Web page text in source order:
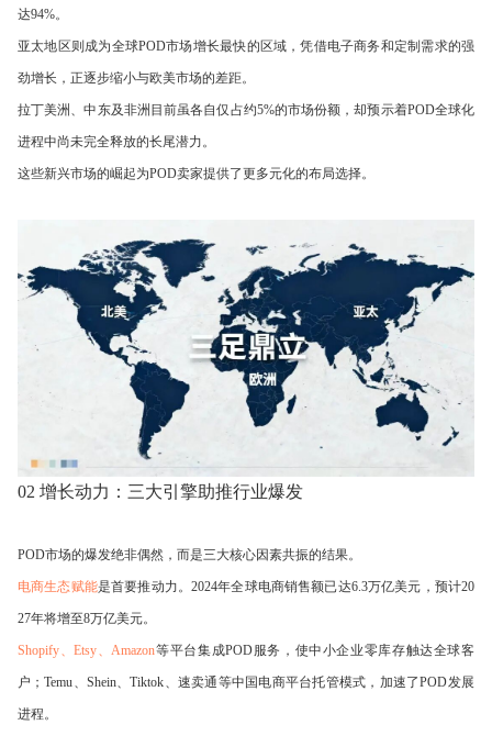
达94%。
亚太地区则成为全球POD市场增长最快的区域，凭借电子商务和定制需求的强
劲增长，正逐步缩小与欧美市场的差距。
拉丁美洲、中东及非洲目前虽各自仅占约5%的市场份额，却预示着POD全球化
进程中尚未完全释放的长尾潜力。
这些新兴市场的崛起为POD卖家提供了更多元化的布局选择。
02 增长动力：三大引擎助推行业爆发
POD市场的爆发绝非偶然，而是三大核心因素共振的结果。
电商生态赋能是首要推动力。2024年全球电商销售额已达6.3万亿美元，预计20
27年将增至8万亿美元。
Shopify、Etsy、Amazon等平台集成POD服务，使中小企业零库存触达全球客
户；Temu、Shein、Tiktok、速卖通等中国电商平台托管模式，加速了POD发展
进程。